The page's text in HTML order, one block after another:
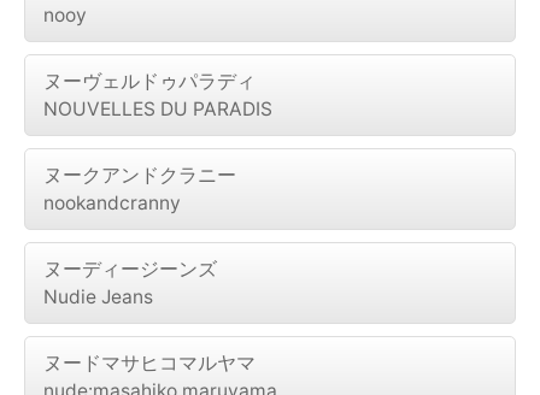
nooy
ヌーヴェルドゥパラディ
NOUVELLES DU PARADIS
ヌークアンドクラニー
nookandcranny
ヌーディージーンズ
Nudie Jeans
ヌードマサヒコマルヤマ